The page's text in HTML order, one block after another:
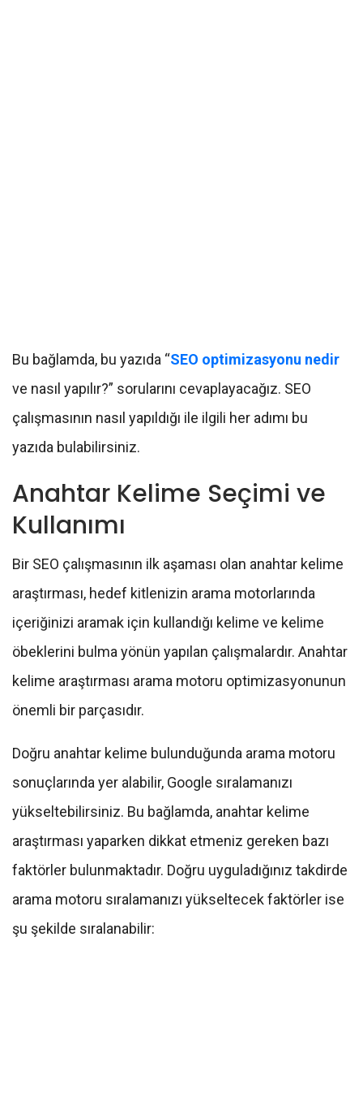
Bu bağlamda, bu yazıda “SEO optimizasyonu nedir
ve nasıl yapılır?” sorularını cevaplayacağız. SEO
çalışmasının nasıl yapıldığı ile ilgili her adımı bu
yazıda bulabilirsiniz.
Anahtar Kelime Seçimi ve
Kullanımı
Bir SEO çalışmasının ilk aşaması olan anahtar kelime
araştırması, hedef kitlenizin arama motorlarında
içeriğinizi aramak için kullandığı kelime ve kelime
öbeklerini bulma yönün yapılan çalışmalardır. Anahtar
kelime araştırması arama motoru optimizasyonunun
önemli bir parçasıdır.
Doğru anahtar kelime bulunduğunda arama motoru
sonuçlarında yer alabilir, Google sıralamanızı
yükseltebilirsiniz. Bu bağlamda, anahtar kelime
araştırması yaparken dikkat etmeniz gereken bazı
faktörler bulunmaktadır. Doğru uyguladığınız takdirde
arama motoru sıralamanızı yükseltecek faktörler ise
şu şekilde sıralanabilir: